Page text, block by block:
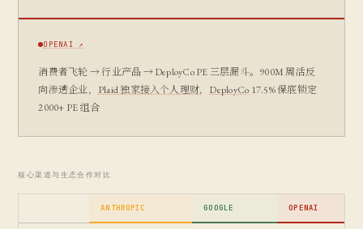
OPENAI ↗
消费者飞轮 → 行业产品 → DeployCo PE 三层漏斗。900M 周活反
向渗透企业， Plaid 独家接入个人理财， DeployCo 17.5% 保底锁定
2000+ PE 组合
核心渠道与生态合作对比
ANTHROPIC GOOGLE OPENAI